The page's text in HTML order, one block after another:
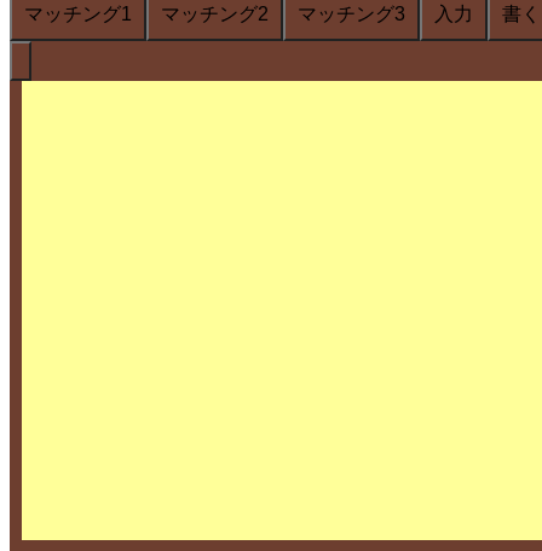
マッチング1
マッチング2 マッチング3 入力 書く